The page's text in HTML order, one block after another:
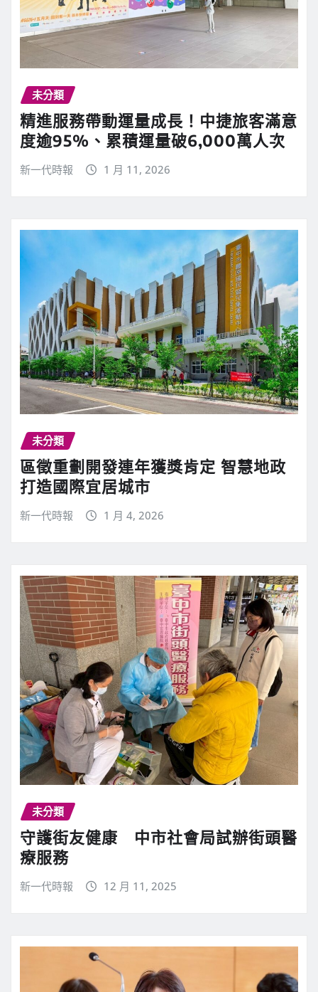
未分類
精進服務帶動運量成長！中捷旅客滿意
度逾95%、累積運量破6,000萬人次
新一代時報 1 月 11, 2026
未分類
區徵重劃開發連年獲獎肯定 智慧地政
打造國際宜居城市
新一代時報 1 月 4, 2026
未分類
守護街友健康 中市社會局試辦街頭醫
療服務
新一代時報 12 月 11, 2025